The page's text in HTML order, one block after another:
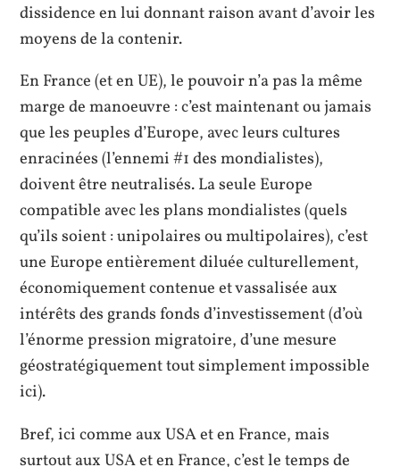
dissidence en lui donnant raison avant d’avoir les
moyens de la contenir.
En France (et en UE), le pouvoir n’a pas la même
marge de manoeuvre : c’est maintenant ou jamais
que les peuples d’Europe, avec leurs cultures
enracinées (l’ennemi #1 des mondialistes),
doivent être neutralisés. La seule Europe
compatible avec les plans mondialistes (quels
qu’ils soient : unipolaires ou multipolaires), c’est
une Europe entièrement diluée culturellement,
économiquement contenue et vassalisée aux
intérêts des grands fonds d’investissement (d’où
l’énorme pression migratoire, d’une mesure
géostratégiquement tout simplement impossible
ici).
Bref, ici comme aux USA et en France, mais
surtout aux USA et en France, c’est le temps de